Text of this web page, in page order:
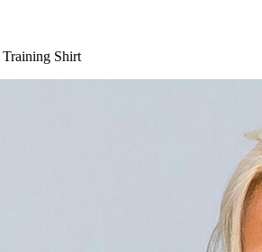
Shirt